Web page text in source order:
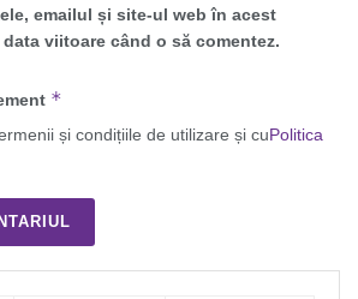
emailul și site-ul web în acest
viitoare când o să comentez.
*
și condițiile de utilizare și cuPolitica